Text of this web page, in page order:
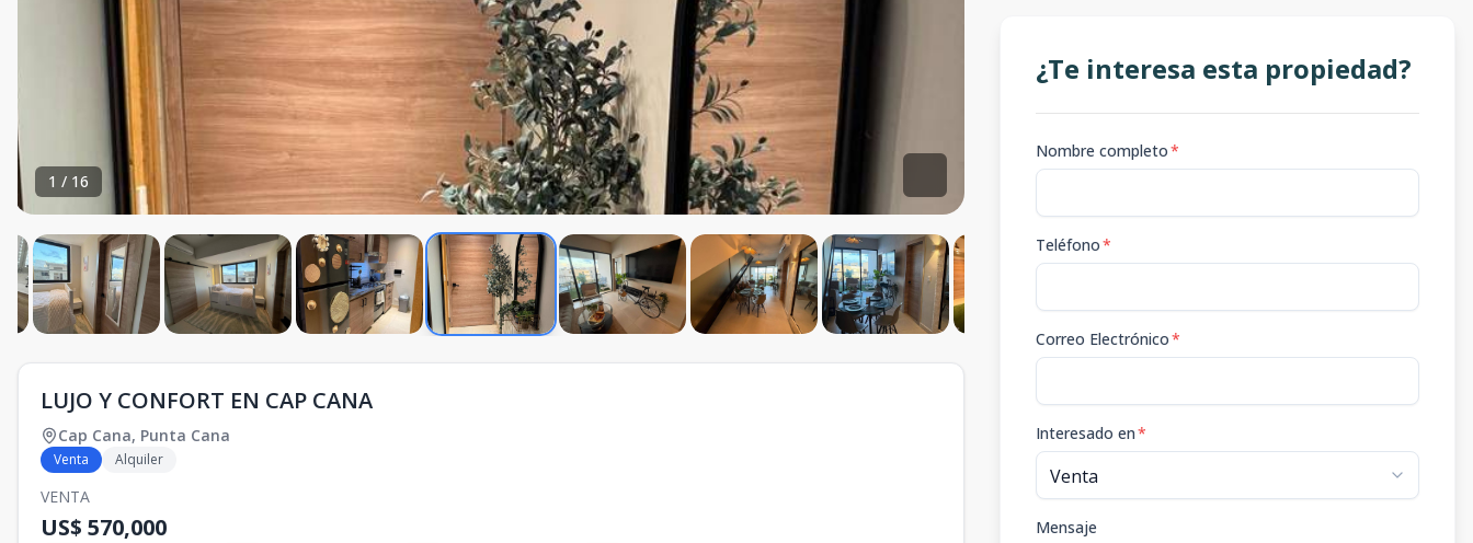
1 / 16
LUJO Y CONFORT EN CAP CANA
Cap Cana, Punta Cana
Venta Alquiler
VENTA
US$ 570,000
¿Te interesa esta propiedad?
Nombre completo*
Teléfono*
Correo Electrónico*
Interesado en*
Mensaje